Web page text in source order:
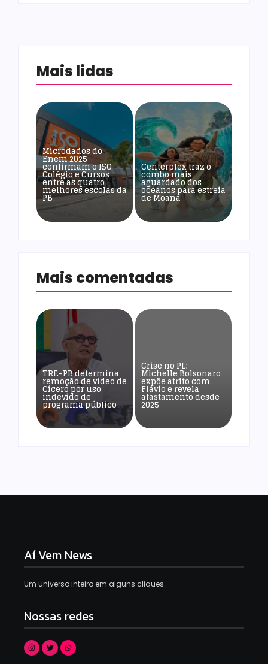
Mais lidas
Microdados do
Enem 2025
confirmam o ISO
Colégio e Cursos
entre as quatro
melhores escolas da
PB
Centerplex traz o
combo mais
aguardado dos
oceanos para estreia
de Moana
Mais comentadas
TRE-PB determina
remoção de vídeo de
Cícero por uso
indevido de
programa público
Crise no PL:
Michelle Bolsonaro
expõe atrito com
Flávio e revela
afastamento desde
2025
Aí Vem News
Um universo inteiro em alguns cliques.
Nossas redes